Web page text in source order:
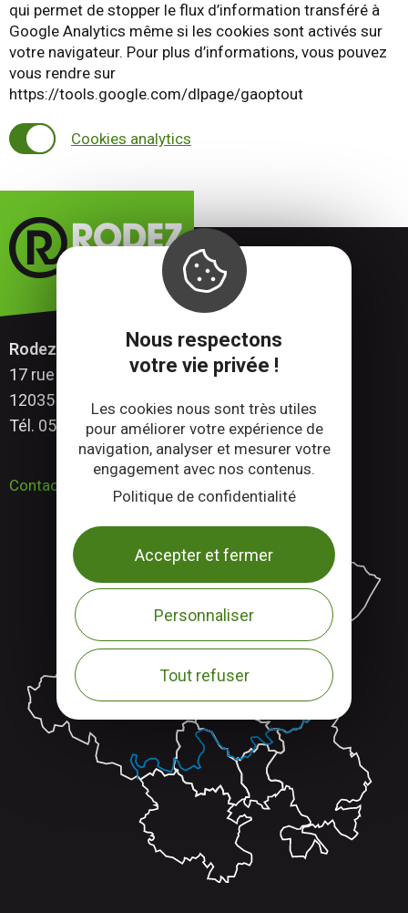
qui permet de stopper le flux d’information transféré à
Google Analytics même si les cookies sont activés sur
votre navigateur. Pour plus d’informations, vous pouvez
vous rendre sur
https://tools.google.com/dlpage/gaoptout
Cookies analytics
Rodez Agglomération
17 rue Aristide Briand – CS 53531
12035 Rodez CEDEX 9 – Aveyron
Tél. 05 65 73 83 00
Contactez-nous
Nous respectons
votre vie privée !
Les cookies nous sont très utiles
pour améliorer votre expérience de
navigation, analyser et mesurer votre
engagement avec nos contenus.
Politique de confidentialité
Accepter et fermer
Personnaliser
Tout refuser